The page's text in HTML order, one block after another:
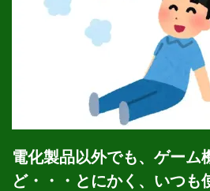
電化製品以外でも、ゲーム
ど・・・とにかく、いつも